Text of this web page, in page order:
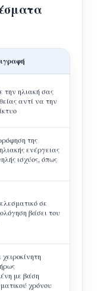
την ηλιακή σας
αντί να την
της
ενέργειας
ισχύος, όπως
σε
βάσει του
με βάση
χρόνου